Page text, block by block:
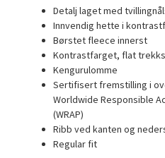
Detalj laget med
Innvendig hette i
Børstet fleece innerst
Kontrastfarget, flat
Kengurulomme
Sertifisert fremstilling i
Worldwide Responsible
(WRAP)
Ribb ved kanten og
Regular fit